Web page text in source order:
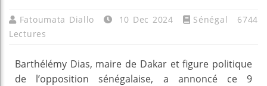
Fatoumata Diallo 10 Dec 2024 Sénégal
6744
Lectures
Barthélémy Dias, maire de Dakar et figure politique
de l’opposition sénégalaise, a annoncé ce 9